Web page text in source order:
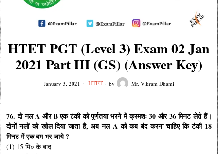
HTET PGT (Level 3) Exam 02 Jan
2021 Part III (GS) (Answer Key)
January 3, 2021 HTET by Mr. Vikram Dhami
76. दो नल A और B एक टंकी को पूर्णतया भरने में क्रमशः 30 और 36 मिनट लेते हैं।
दोनों नलों को खोल दिया जाता है, अब नल A को कब बंद करना चाहिए कि टंकी 18
मिनट में एक दम भर जाये ?
(1) 15 मि० के बाद